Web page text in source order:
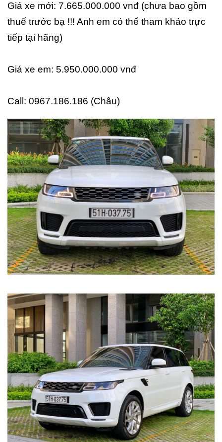
Giá xe mới: 7.665.000.000 vnđ (chưa bao gồm
thuế trước bạ !!! Anh em có thể tham khảo trực
tiếp tại hãng)
Giá xe em: 5.950.000.000 vnđ
Call: 0967.186.186 (Châu)